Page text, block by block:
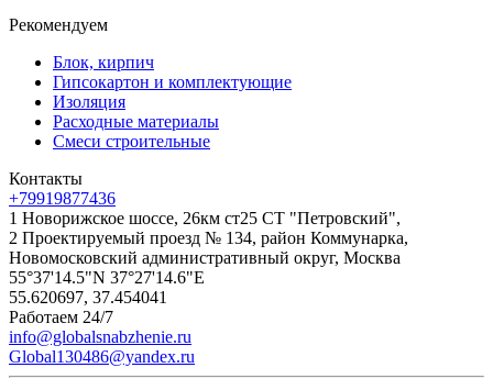
Рекомендуем
Блок, кирпич
Гипсокартон и комплектующие
Изоляция
Расходные материалы
Смеси строительные
Контакты
+79919877436
1 Новорижское шоссе, 26км ст25 СТ "Петровский",
2 Проектируемый проезд № 134, район Коммунарка,
Новомосковский административный округ, Москва
55°37'14.5"N 37°27'14.6"E
55.620697, 37.454041
Работаем 24/7
info@globalsnabzhenie.ru
Global130486@yandex.ru